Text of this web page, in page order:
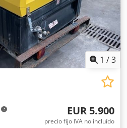
1 /3
EUR 5.900
precio fijo IVA no incluído